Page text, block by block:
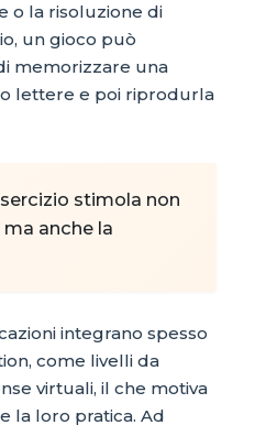
o la risoluzione di
un gioco può
memorizzare una
lettere e poi riprodurla
stimola non
anche la
integrano spesso
come livelli da
virtuali, il che motiva
la loro pratica. Ad